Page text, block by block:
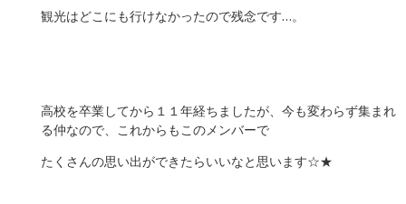
観光はどこにも行けなかったので残念です…。
高校を卒業してから１１年経ちましたが、今も変わらず集まれ
る仲なので、これからもこのメンバーで
たくさんの思い出ができたらいいなと思います☆★